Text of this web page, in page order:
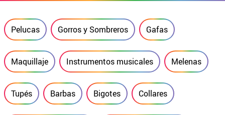
Pelucas Gorros y Sombreros Gafas
Maquillaje Instrumentos musicales Melenas
Tupés Barbas Bigotes Collares